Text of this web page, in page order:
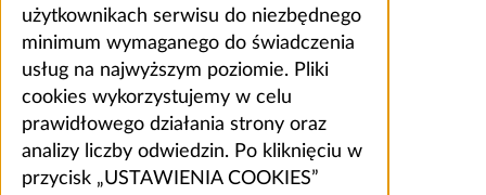
użytkownikach serwisu do niezbędnego
minimum wymaganego do świadczenia
usług na najwyższym poziomie. Pliki
cookies wykorzystujemy w celu
prawidłowego działania strony oraz
analizy liczby odwiedzin. Po kliknięciu w
przycisk „USTAWIENIA COOKIES”